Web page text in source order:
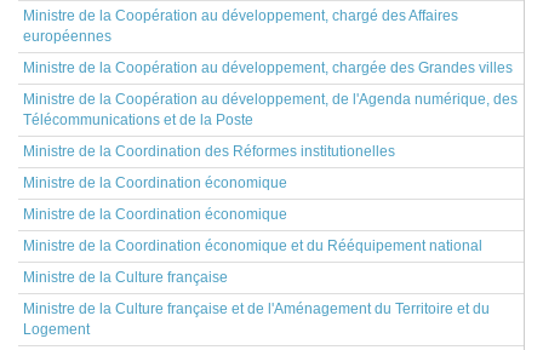
Ministre de la Coopération au développement, chargé des Affaires
européennes
Ministre de la Coopération au développement, chargée des Grandes villes
Ministre de la Coopération au développement, de l'Agenda numérique, des
Télécommunications et de la Poste
Ministre de la Coordination des Réformes institutionelles
Ministre de la Coordination économique
Ministre de la Coordination économique
Ministre de la Coordination économique et du Rééquipement national
Ministre de la Culture française
Ministre de la Culture française et de l'Aménagement du Territoire et du
Logement